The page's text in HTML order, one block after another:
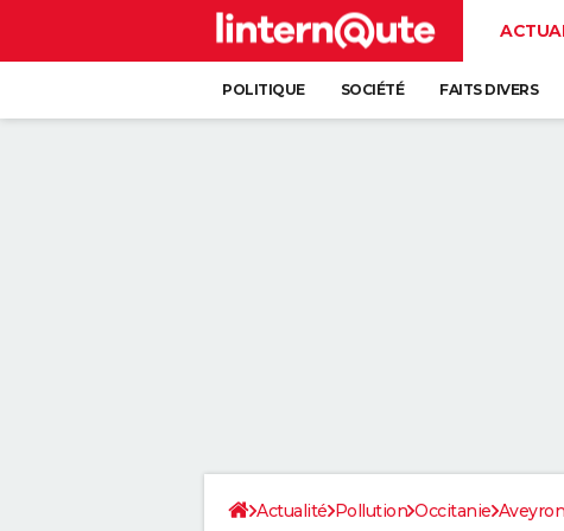
POLITIQUE SOCIÉTÉ FAITS DIVERS
Actualité Pollution Occitanie Aveyron